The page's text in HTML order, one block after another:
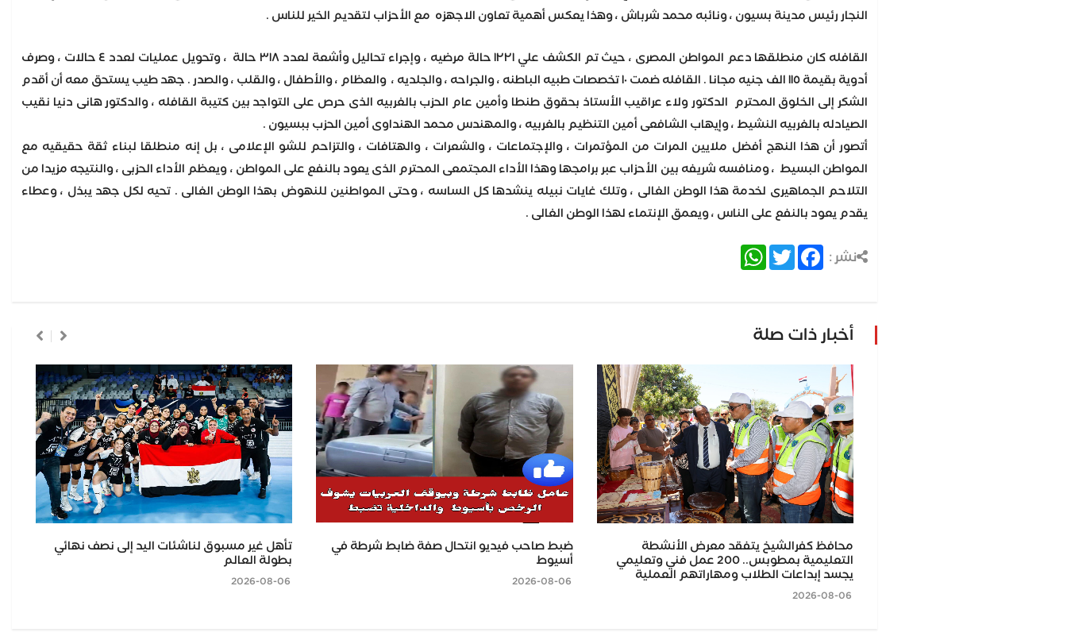
النجار رئيس مدينة بسيون ، ونائبه محمد شرباش ، وهذا يعكس أهمية تعاون الاجهزه مع الأحزاب لتقديم الخير للناس .
القافله كان منطلقها دعم المواطن المصرى ، حيث تم الكشف علي ١٢٢١ حالة مرضيه ، وإجراء تحاليل وأشعة لعدد ٣١٨ حالة ، وتحويل عمليات لعدد ٤ حالات ، وصرف
أدوية بقيمة ١١٥ الف جنيه مجانا . القافله ضمت ١٠ تخصصات طبيه الباطنه ، والجراحه ، والجلديه ، والعظام ، والأطفال ، والقلب ، والصدر . جهد طيب يستحق معه أن أقدم
الشكر إلى الخلوق المحترم الدكتور ولاء عراقيب الأستاذ بحقوق طنطا وأمين عام الحزب بالغربيه الذى حرص على التواجد بين كتيبة القافله ، والدكتور هانى دنيا نقيب
الصيادله بالغربيه النشيط ، وإيهاب الشافعى أمين التنظيم بالغربيه ، والمهندس محمد الهنداوى أمين الحزب ببسيون .
أتصور أن هذا النهج أفضل ملايين المرات من المؤتمرات ، والإجتماعات ، والشعرات ، والهتافات ، والتزاحم للشو الإعلامى ، بل إنه منطلقا لبناء ثقة حقيقيه مع
المواطن البسيط ، ومنافسه شريفه بين الأحزاب عبر برامجها وهذا الأداء المجتمعى المحترم الذى يعود بالنفع على المواطن ، ويعظم الأداء الحزبى ، والنتيجه مزيدا من
التلاحم الجماهيرى لخدمة هذا الوطن الغالى ، وتلك غايات نبيله ينشدها كل الساسه ، وحتى المواطنين للنهوض بهذا الوطن الغالى . تحيه لكل جهد يبذل ، وعطاء
يقدم يعود بالنفع على الناس ، ويعمق الإنتماء لهذا الوطن الغالى .
نشر : Facebook
Twitter
WhatsApp
أخبار ذات صلة
محافظ كفرالشيخ يتفقد معرض الأنشطة
التعليمية بمطوبس.. 200 عمل فني وتعليمي
يجسد إبداعات الطلاب ومهاراتهم العملية
ضبط صاحب فيديو انتحال صفة ضابط شرطة في
أسيوط
تأهل غير مسبوق لناشئات اليد إلى نصف نهائي
بطولة العالم